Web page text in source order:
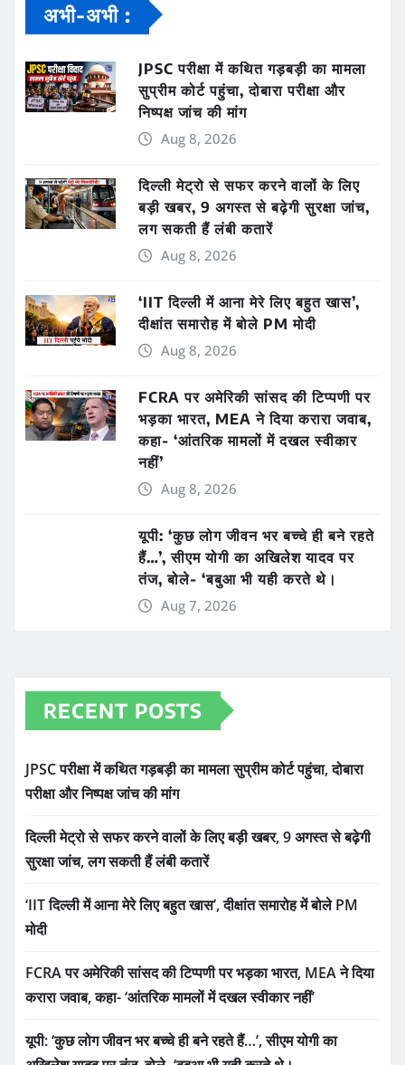
अभी-अभी :
JPSC परीक्षा में कथित गड़बड़ी का मामला
सुप्रीम कोर्ट पहुंचा, दोबारा परीक्षा और
निष्पक्ष जांच की मांग
Aug 8, 2026
दिल्ली मेट्रो से सफर करने वालों के लिए
बड़ी खबर, 9 अगस्त से बढ़ेगी सुरक्षा जांच,
लग सकती हैं लंबी कतारें
Aug 8, 2026
‘IIT दिल्ली में आना मेरे लिए बहुत खास’,
दीक्षांत समारोह में बोले PM मोदी
Aug 8, 2026
FCRA पर अमेरिकी सांसद की टिप्पणी पर
भड़का भारत, MEA ने दिया करारा जवाब,
कहा- ‘आंतरिक मामलों में दखल स्वीकार
नहीं’
Aug 8, 2026
यूपी: ‘कुछ लोग जीवन भर बच्चे ही बने रहते
हैं…’, सीएम योगी का अखिलेश यादव पर
तंज, बोले- ‘बबुआ भी यही करते थे।
Aug 7, 2026
RECENT POSTS
JPSC परीक्षा में कथित गड़बड़ी का मामला सुप्रीम कोर्ट पहुंचा, दोबारा
परीक्षा और निष्पक्ष जांच की मांग
दिल्ली मेट्रो से सफर करने वालों के लिए बड़ी खबर, 9 अगस्त से बढ़ेगी
सुरक्षा जांच, लग सकती हैं लंबी कतारें
‘IIT दिल्ली में आना मेरे लिए बहुत खास’, दीक्षांत समारोह में बोले PM
मोदी
FCRA पर अमेरिकी सांसद की टिप्पणी पर भड़का भारत, MEA ने दिया
करारा जवाब, कहा- ‘आंतरिक मामलों में दखल स्वीकार नहीं’
यूपी: ‘कुछ लोग जीवन भर बच्चे ही बने रहते हैं…’, सीएम योगी का